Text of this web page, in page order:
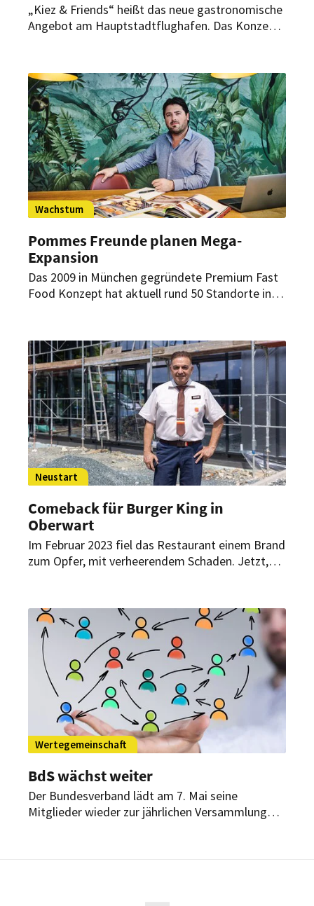
„Kiez & Friends“ heißt das neue gastronomische
Angebot am Hauptstadtflughafen. Das Konzept
Mittelpunkt stehen frische gebackene Pizzen.
Wachstum
Pommes Freunde planen Mega-
Expansion
Das 2009 in München gegründete Premium Fast
Food Konzept hat aktuell rund 50 Standorte in
am Terminal 2 der Betrieb aufgenommen
werden. Allein in diesem Jahr sind noch 11
weitere Neueröffnungen geplant.
Neustart
Comeback für Burger King in
Oberwart
Im Februar 2023 fiel das Restaurant einem Brand
zum Opfer, mit verheerendem Schaden. Jetzt,
September.
Wertegemeinschaft
BdS wächst weiter
Der Bundesverband lädt am 7. Mai seine
Mitglieder wieder zur jährlichen Versammlung